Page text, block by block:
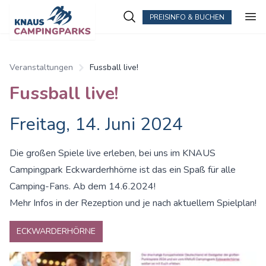
PREISINFO & BUCHEN
Veranstaltungen Fussball live!
Fussball live!
Freitag, 14. Juni 2024
Die großen Spiele live erleben, bei uns im KNAUS
Campingpark Eckwarderhhörne ist das ein Spaß für alle
Camping-Fans. Ab dem 14.6.2024!
Mehr Infos in der Rezeption und je nach aktuellem Spielplan!
ECKWARDERHÖRNE